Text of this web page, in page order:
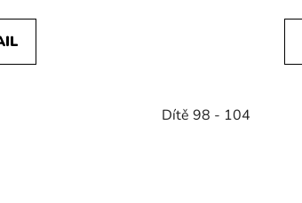
Dítě 98 - 104